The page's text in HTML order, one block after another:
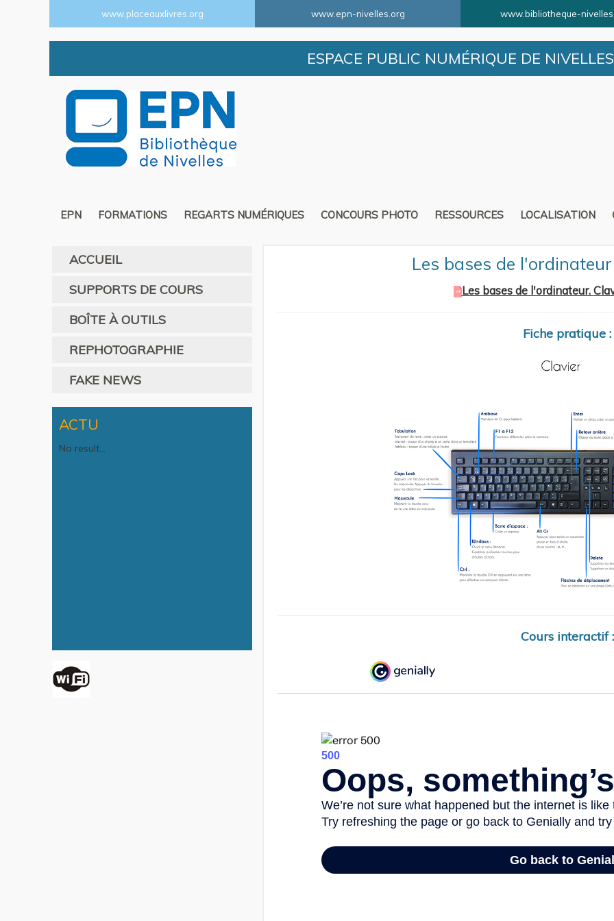
www.placeauxlivres.org www.epn-nivelles.org www.bibliotheque-
ESPACE PUBLIC NUMÉRIQUE DE NIVELLES
EPN FORMATIONS REGARTS NUMÉRIQUES CONCOURS PHOTO RESSOURCES LOCALISATION
ACCUEIL
SUPPORTS DE COURS
BOÎTE À OUTILS
REPHOTOGRAPHIE
FAKE NEWS
ACTU
No result...
Les bases de
Les bases de l'ordinateur.
Fiche pratique :
Cours interactif :